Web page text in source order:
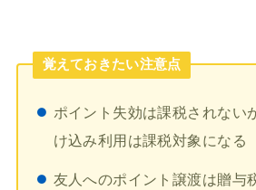
覚えておきたい注意点
ポイント失効は課税されない
け込み利用は課税対象になる
友人へのポイント譲渡は贈与